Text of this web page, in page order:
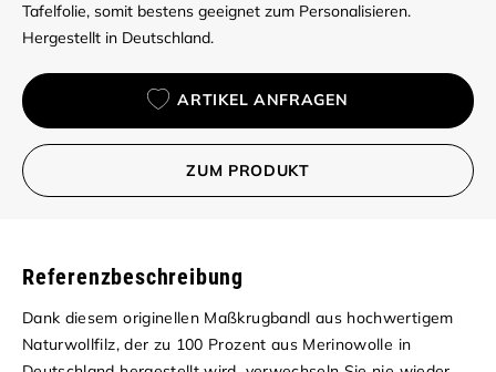
Tafelfolie, somit bestens geeignet zum Personalisieren.
Hergestellt in Deutschland.
ARTIKEL ANFRAGEN
ZUM PRODUKT
Referenzbeschreibung
Dank diesem originellen Maßkrugbandl aus hochwertigem
Naturwollfilz, der zu 100 Prozent aus Merinowolle in